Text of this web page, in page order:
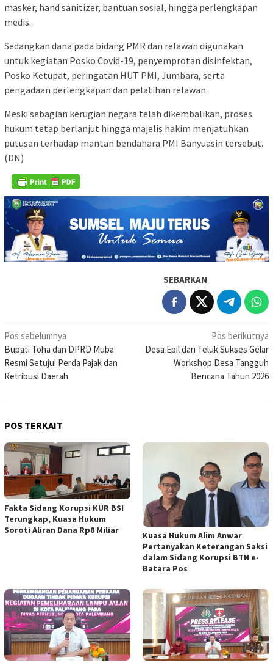
masker, hand sanitizer, bantuan sosial, hingga perlengkapan
medis.
Sedangkan dana pada bidang PMR dan relawan digunakan
untuk kegiatan Posko Covid-19, penyemprotan disinfektan,
Posko Ketupat, peringatan HUT PMI, Jumbara, serta
pengadaan perlengkapan dan pelatihan relawan.
Meski sebagian kerugian negara telah dikembalikan, proses
hukum tetap berlanjut hingga majelis hakim menjatuhkan
putusan terhadap mantan bendahara PMI Banyuasin tersebut.
(DN)
SEBARKAN
Navigasi
pos
Pos sebelumnya
Bupati Toha dan DPRD Muba
Resmi Setujui Perda Pajak dan
Retribusi Daerah
Pos berikutnya
Desa Epil dan Teluk Sukses Gelar
Workshop Desa Tangguh
Bencana Tahun 2026
POS TERKAIT
Fakta Sidang Korupsi KUR BSI
Terungkap, Kuasa Hukum
Soroti Aliran Dana Rp8 Miliar
Kuasa Hukum Alim Anwar
Pertanyakan Keterangan Saksi
dalam Sidang Korupsi BTN e-
Batara Pos